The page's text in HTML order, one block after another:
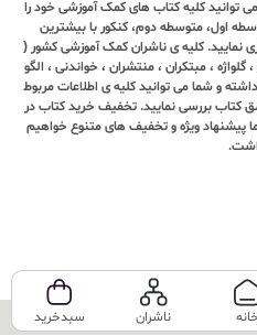
توانید کلیه کتاب های کمک آموزشی خود را
اول، متوسطه دوم، کنکور با بیشترین
کلیه ی ناشران کمک آموزشی کشور (
، مبتکران ، منتشران ، خواندنی ، الگو
و شما می توانید کلیه ی اطلاعات مربوط
کتاب بررسی نمایید. تخفیف خرید کتاب در
پیشنهاد ویژه و تخفیف های متنوع خواهیم
به فروشگاه عشق کتاب می‌باشد.
خانه ناشران سبدخرید